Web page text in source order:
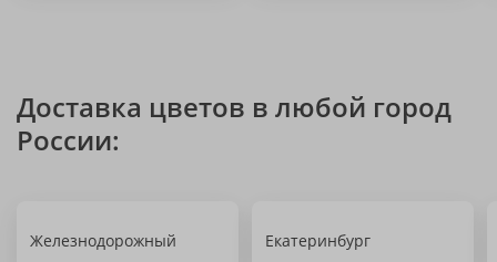
Доставка цветов в любой город
России:
Железнодорожный Екатеринбург